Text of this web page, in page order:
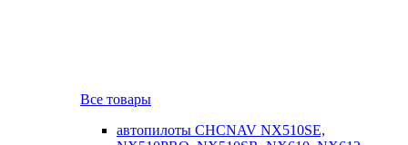
Все товары
автопилоты CHCNAV NX510SE,